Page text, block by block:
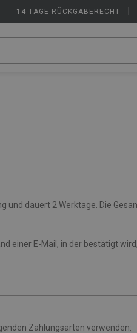
14 TAGE RÜCKGABERECHT
und dauert 2 Werktage. Die
einer E-Mail, in der bestätigt
Zahlungsarten verwenden: